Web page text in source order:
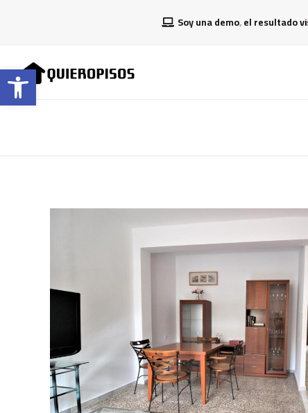
Abrir barra de herramientas
Soy una demo, el resultado